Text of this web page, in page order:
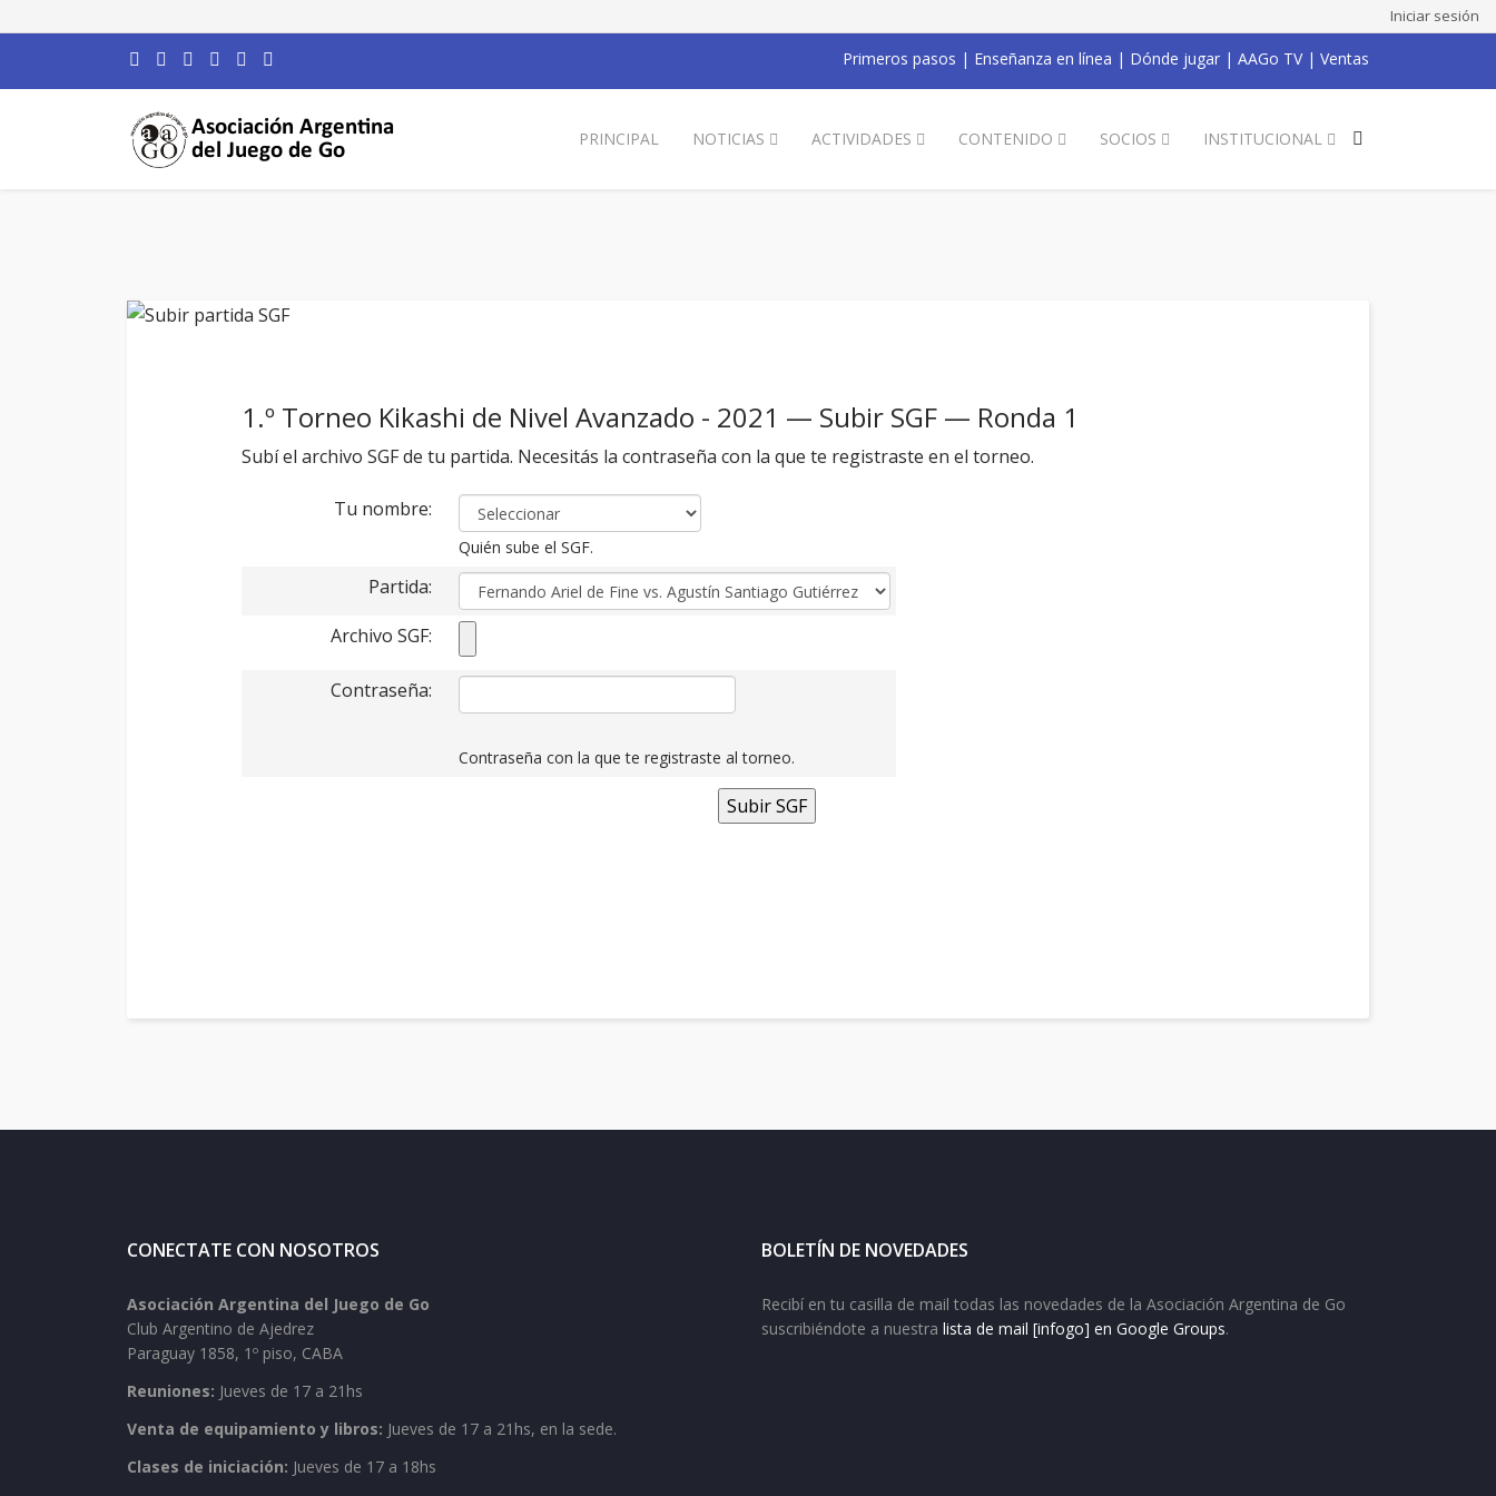
Iniciar sesión
Primeros pasos | Enseñanza en línea | Dónde jugar | AAGo TV| Ventas
PRINCIPAL NOTICIAS ACTIVIDADES CONTENIDO SOCIOS INSTITUCIONAL
1.º Torneo Kikashi de Nivel Avanzado - 2021 — Subir SGF — Ronda 1
Subí el archivo SGF de tu partida. Necesitás la contraseña con la que te registraste en el torneo.
Tu nombre:
Quién sube el SGF.
Partida:
Archivo SGF:
Contraseña:
Contraseña con la que te registraste al torneo.
CONECTATE CON NOSOTROS
Asociación Argentina del Juego de Go
Club Argentino de Ajedrez
Paraguay 1858, 1º piso, CABA
Reuniones: Jueves de 17 a 21hs
Venta de equipamiento y libros: Jueves de 17 a 21hs, en la sede.
Clases de iniciación: Jueves de 17 a 18hs
BOLETÍN DE NOVEDADES
Recibí en tu casilla de mail todas las novedades de la Asociación Argentina de Go
suscribiéndote a nuestra lista de mail [infogo] en Google Groups.